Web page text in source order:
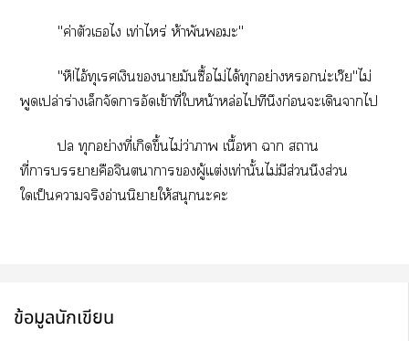
"ค่าตัวเไ เท่าไหร่ ห้าพันะ"
"หึ!ไอ้ทุเรศเงินามันซื้อไม่ได้ทุกอย่างน่ะเว๊ย"ไม่
พูดเปล่าร่างเล็กจัดาอัดเข้าที่ใหน้าหล่อไทีนึงก่อนะเดินาไ
ปล ทุกอย่างที่เกิดขึ้นไม่ว่าา เนื้อา า สถาน
ที่าาคือจินตนาการผู้แต่งเท่านั้นไม่มีส่วนนึงส่วน
ใเป็นาจริงอ่านนิยายให้สนุกะะ
ข้อมูลนักเขียน